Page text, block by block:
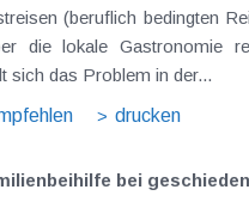
(beruflich bedingten
die lokale Gastronomie
sich das Problem in der...
drucken
bei